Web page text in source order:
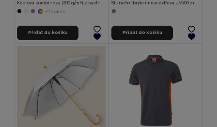
+7 Colors
Přidat do košíku Přidat do košíku